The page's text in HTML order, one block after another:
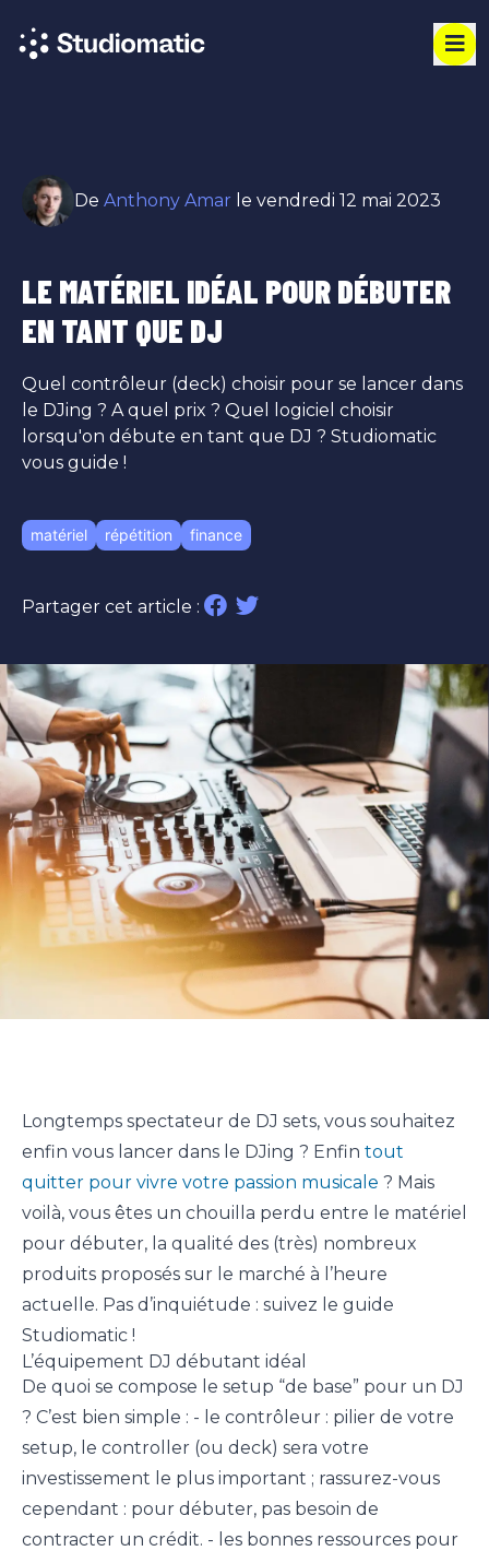
De Anthony Amar le vendredi 12 mai 2023
LE MATÉRIEL IDÉAL POUR DÉBUTER
EN TANT QUE DJ
Quel contrôleur (deck) choisir pour se lancer dans
le DJing ? A quel prix ? Quel logiciel choisir
lorsqu'on débute en tant que DJ ? Studiomatic
vous guide !
matériel répétition finance
Partager cet article :
Longtemps spectateur de DJ sets, vous souhaitez
enfin vous lancer dans le DJing ? Enfin tout
quitter pour vivre votre passion musicale ? Mais
voilà, vous êtes un chouilla perdu entre le matériel
pour débuter, la qualité des (très) nombreux
produits proposés sur le marché à l’heure
actuelle. Pas d’inquiétude : suivez le guide
Studiomatic !
L’équipement DJ débutant idéal
De quoi se compose le setup “de base” pour un DJ
? C’est bien simple : - le contrôleur : pilier de votre
setup, le controller (ou deck) sera votre
investissement le plus important ; rassurez-vous
cependant : pour débuter, pas besoin de
contracter un crédit. - les bonnes ressources pour